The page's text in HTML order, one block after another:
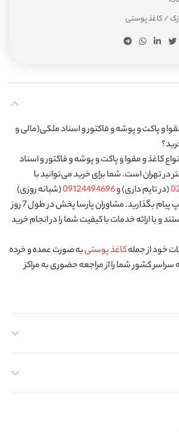
/ کاغذ پوستی
و پاکت و پوشه و فاکتور و اسناد ملکی(مالی و
کاغذ و مقوا و پاکت و پوشه و فاکتور و اسناد
در تهران است. شما برای خرید می‌توانید با
(در تایم داری) و09124494696(شبانه روزی)
تماس گرفته یا در واتس اپ پیام بگذارید. مشاوران پارسا پخش در طول 7 روز
با ارائه خدمات با کیفیت شما را در انجام خرید
خود از جملهکاغذ پوستیبه صورت عمده و خرده
سراسر کشور شما را از مراجعه حضوری به مراکز